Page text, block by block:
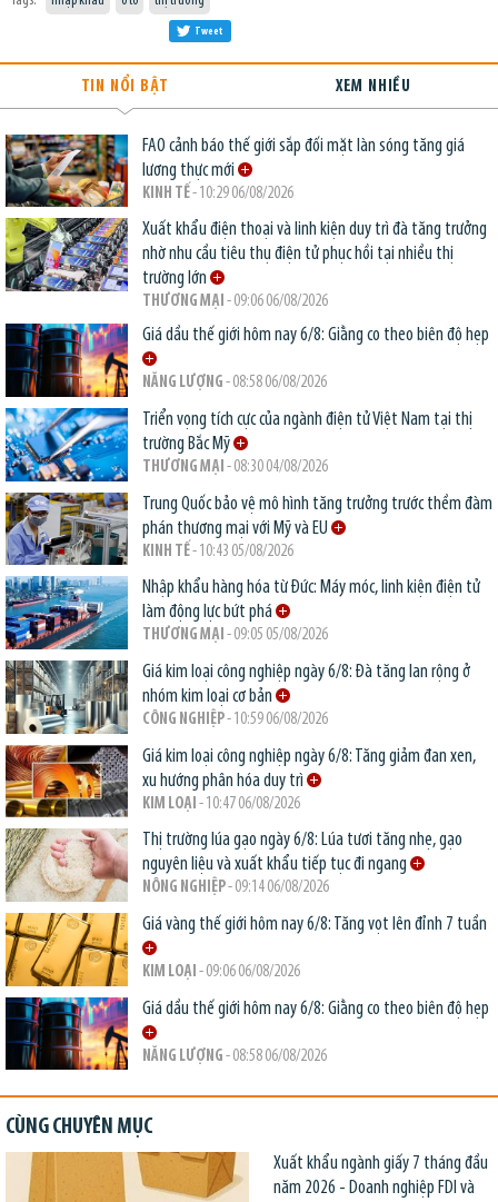
Tweet
TIN NỔI BẬT XEM NHIỀU
FAO cảnh báo thế giới sắp đối mặt làn sóng tăng giá
lương thực mới
KINH TẾ- 10:29 06/08/2026
Xuất khẩu điện thoại và linh kiện duy trì đà tăng trưởng
nhờ nhu cầu tiêu thụ điện tử phục hồi tại nhiều thị
trường lớn
THƯƠNG MẠI - 09:06 06/08/2026
Giá dầu thế giới hôm nay 6/8: Giằng co theo biên độ hẹp
NĂNG LƯỢNG - 08:58 06/08/2026
Triển vọng tích cực của ngành điện tử Việt Nam tại thị
trường Bắc Mỹ
THƯƠNG MẠI - 08:30 04/08/2026
Trung Quốc bảo vệ mô hình tăng trưởng trước thềm đàm
phán thương mại với Mỹ và EU
KINH TẾ- 10:43 05/08/2026
Nhập khẩu hàng hóa từ Đức: Máy móc, linh kiện điện tử
làm động lực bứt phá
THƯƠNG MẠI - 09:05 05/08/2026
Giá kim loại công nghiệp ngày 6/8: Đà tăng lan rộng ở
nhóm kim loại cơ bản
CÔNG NGHIỆP- 10:59 06/08/2026
Giá kim loại công nghiệp ngày 6/8: Tăng giảm đan xen,
xu hướng phân hóa duy trì
KIM LOẠI - 10:47 06/08/2026
Thị trường lúa gạo ngày 6/8: Lúa tươi tăng nhẹ, gạo
nguyên liệu và xuất khẩu tiếp tục đi ngang
NÔNG NGHIỆP- 09:14 06/08/2026
Giá vàng thế giới hôm nay 6/8: Tăng vọt lên đỉnh 7 tuần
KIM LOẠI - 09:06 06/08/2026
Giá dầu thế giới hôm nay 6/8: Giằng co theo biên độ hẹp
NĂNG LƯỢNG - 08:58 06/08/2026
CÙNG CHUYÊN MỤC
Xuất khẩu ngành giấy 7 tháng đầu
năm 2026 - Doanh nghiệp FDI và